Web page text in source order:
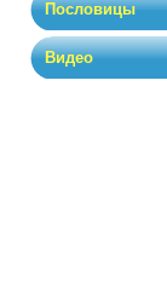
Пословицы
Видео